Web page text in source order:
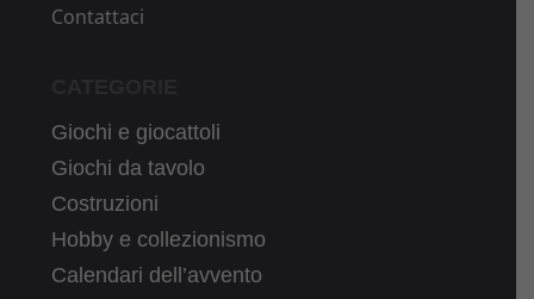
Contattaci
Giochi e giocattoli
Giochi da tavolo
Costruzioni
Hobby e collezionismo
Calendari dell’avvento